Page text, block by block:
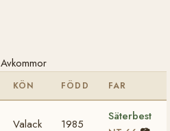
Avkommor
KÖN FÖDD FAR
Valack 1985
Säterbest